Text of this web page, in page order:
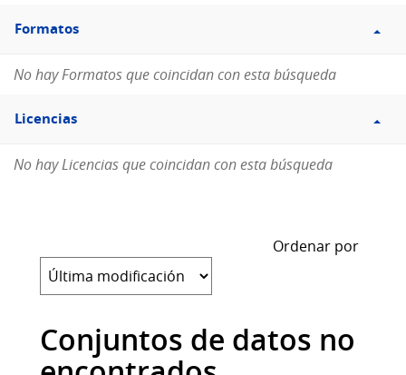
Filtro
Formatos
Formatos
No hay Formatos que coincidan con esta búsqueda
Filtro
Licencias
Licencias
No hay Licencias que coincidan con esta búsqueda
Ordenar por
Conjuntos de datos no